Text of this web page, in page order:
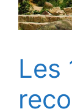
Les